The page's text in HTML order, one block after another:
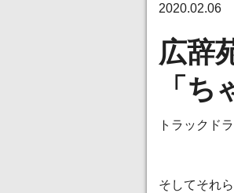
2020.02.06
広辞
「ち
トラックド
そしてそれ